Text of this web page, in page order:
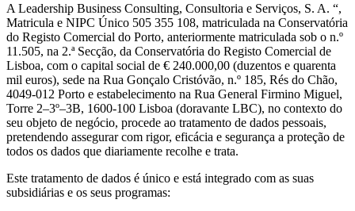
A Leadership Business Consulting, Consultoria e Serviços, S. A. “,
Matricula e NIPC Único 505 355 108, matriculada na Conservatória
do Registo Comercial do Porto, anteriormente matriculada sob o n.º
11.505, na 2.ª Secção, da Conservatória do Registo Comercial de
Lisboa, com o capital social de € 240.000,00 (duzentos e quarenta
mil euros), sede na Rua Gonçalo Cristóvão, n.º 185, Rés do Chão,
4049-012 Porto e estabelecimento na Rua General Firmino Miguel,
Torre 2–3º–3B, 1600-100 Lisboa (doravante LBC), no contexto do
seu objeto de negócio, procede ao tratamento de dados pessoais,
pretendendo assegurar com rigor, eficácia e segurança a proteção de
todos os dados que diariamente recolhe e trata.
Este tratamento de dados é único e está integrado com as suas
subsidiárias e os seus programas: